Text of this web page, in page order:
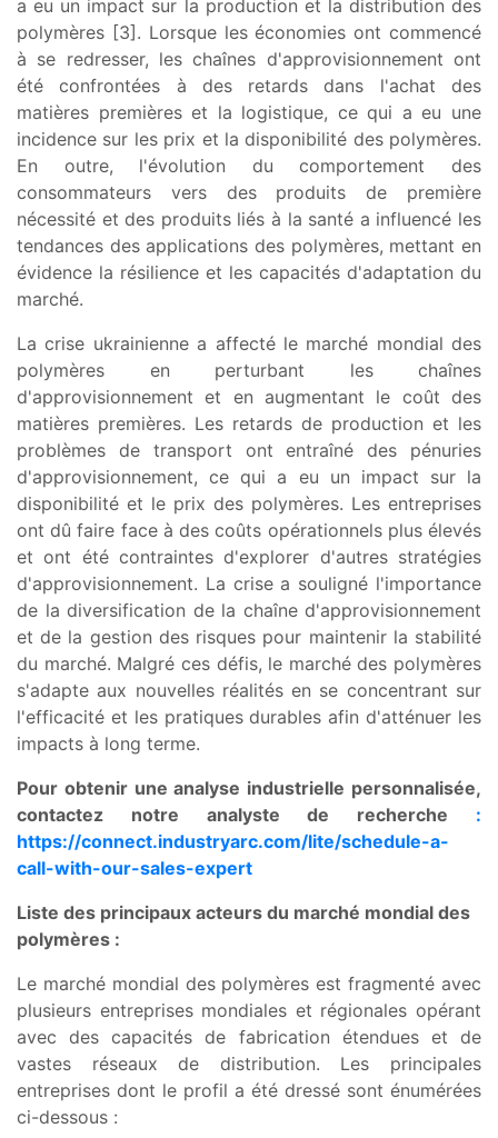
a eu un impact sur la production et la distribution des
polymères [3]. Lorsque les économies ont commencé
à se redresser, les chaînes d'approvisionnement ont
été confrontées à des retards dans l'achat des
matières premières et la logistique, ce qui a eu une
incidence sur les prix et la disponibilité des polymères.
En outre, l'évolution du comportement des
consommateurs vers des produits de première
nécessité et des produits liés à la santé a influencé les
tendances des applications des polymères, mettant en
évidence la résilience et les capacités d'adaptation du
marché.
La crise ukrainienne a affecté le marché mondial des
polymères en perturbant les chaînes
d'approvisionnement et en augmentant le coût des
matières premières. Les retards de production et les
problèmes de transport ont entraîné des pénuries
d'approvisionnement, ce qui a eu un impact sur la
disponibilité et le prix des polymères. Les entreprises
ont dû faire face à des coûts opérationnels plus élevés
et ont été contraintes d'explorer d'autres stratégies
d'approvisionnement. La crise a souligné l'importance
de la diversification de la chaîne d'approvisionnement
et de la gestion des risques pour maintenir la stabilité
du marché. Malgré ces défis, le marché des polymères
s'adapte aux nouvelles réalités en se concentrant sur
l'efficacité et les pratiques durables afin d'atténuer les
impacts à long terme.
Pour obtenir une analyse industrielle personnalisée,
contactez notre analyste de recherche :
https://connect.industryarc.com/lite/schedule-a-
call-with-our-sales-expert
Liste des principaux acteurs du marché mondial des
polymères :
Le marché mondial des polymères est fragmenté avec
plusieurs entreprises mondiales et régionales opérant
avec des capacités de fabrication étendues et de
vastes réseaux de distribution. Les principales
entreprises dont le profil a été dressé sont énumérées
ci-dessous :